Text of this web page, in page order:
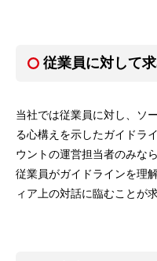
従業員に対して
当社では従業員に対し、ソ
る心構えを示したガイドラ
ウントの運営担当者のみな
従業員がガイドラインを理
ィア上の対話に臨むことが